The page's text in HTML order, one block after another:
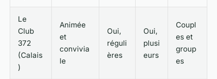
Le
Club
372
(Calais
)
Animée
et
convivia
le
Oui,
réguli
ères
Oui,
plusi
eurs
Coupl
es et
group
es